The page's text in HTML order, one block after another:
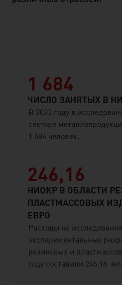
1 684
ЧИСЛО ЗАНЯТЫХ В
В 2023 году в
секторе
1 684 человек.
246,16
НИОКР В ОБЛАСТИ
ПЛАСТМАССОВЫХ
ЕВРО
Расходы на
экспериментальные
резиновых и
году составили 246,16